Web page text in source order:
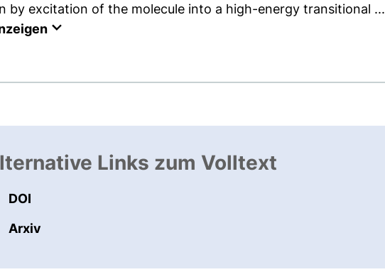
by excitation of the molecule into a high-energy transitional ...
Links zum Volltext
DOI
Arxiv